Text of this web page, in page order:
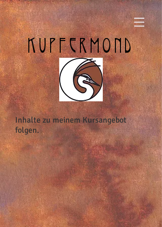
KUPFERMOND
Inhalte zu meinem Kursangebot
folgen.